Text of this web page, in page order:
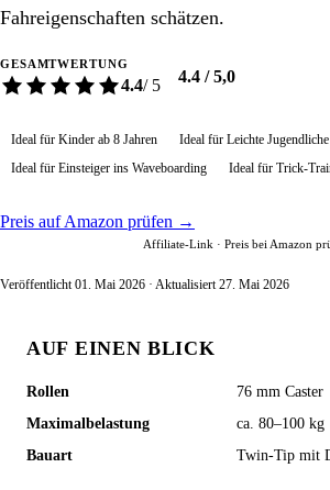
Fahreigenschaften schätzen.
GESAMTWERTUNG
4.4/ 5 4.4 / 5,0
Ideal für Kinder ab 8 Jahren
Ideal für Leichte
Ideal für Einsteiger ins Waveboarding
Ideal für Trick-
Preis auf Amazon prüfen →
Affiliate-Link · Preis bei Amazon
Veröffentlicht 01. Mai 2026 · Aktualisiert 27. Mai 2026
AUF EINEN BLICK
Rollen
76 mm Caster
Maximalbelastung
ca. 80–100 kg
Bauart
Twin-Tip mit